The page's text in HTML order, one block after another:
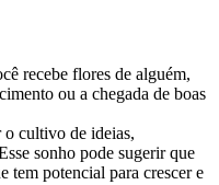
recebe flores de alguém,
ou a chegada de boas
o cultivo de ideias,
sonho pode sugerir que
tem potencial para crescer e